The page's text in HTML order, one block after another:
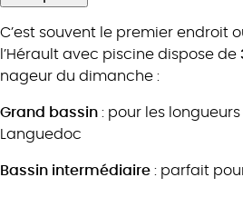
C’est souvent le premier endroit
l’Hérault avec piscine dispose de
nageur du dimanche :
Grand bassin : pour les
Languedoc
Bassin intermédiaire : parfait